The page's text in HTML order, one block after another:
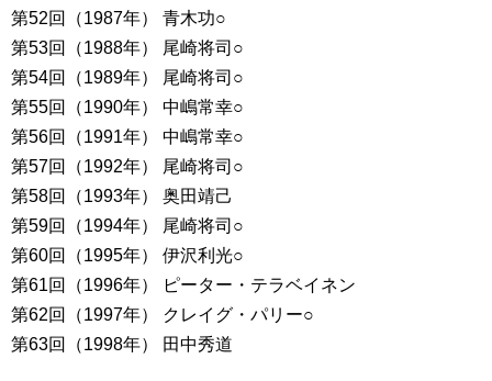
第52回（1987年） 青木功○
第53回（1988年） 尾崎将司○
第54回（1989年） 尾崎将司○
第55回（1990年） 中嶋常幸○
第56回（1991年） 中嶋常幸○
第57回（1992年） 尾崎将司○
第58回（1993年） 奥田靖己
第59回（1994年） 尾崎将司○
第60回（1995年） 伊沢利光○
第61回（1996年） ピーター・テラベイネン
第62回（1997年） クレイグ・パリー○
第63回（1998年） 田中秀道